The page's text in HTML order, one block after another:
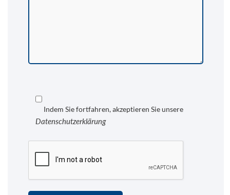
Indem Sie fortfahren, akzeptieren Sie unsere
Datenschutzerklärung